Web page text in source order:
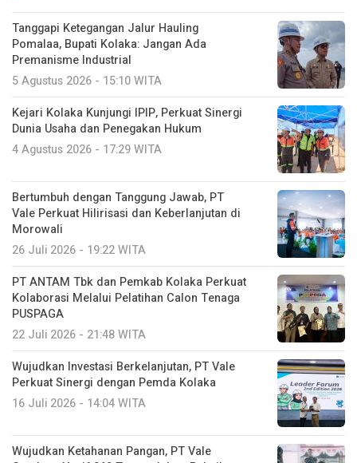
Tanggapi Ketegangan Jalur Hauling
Pomalaa, Bupati Kolaka: Jangan Ada
Premanisme Industrial
5 Agustus 2026 - 15:10 WITA
Kejari Kolaka Kunjungi IPIP, Perkuat Sinergi
Dunia Usaha dan Penegakan Hukum
4 Agustus 2026 - 17:29 WITA
Bertumbuh dengan Tanggung Jawab, PT
Vale Perkuat Hilirisasi dan Keberlanjutan di
Morowali
26 Juli 2026 - 19:22 WITA
PT ANTAM Tbk dan Pemkab Kolaka Perkuat
Kolaborasi Melalui Pelatihan Calon Tenaga
PUSPAGA
22 Juli 2026 - 21:48 WITA
Wujudkan Investasi Berkelanjutan, PT Vale
Perkuat Sinergi dengan Pemda Kolaka
16 Juli 2026 - 14:04 WITA
Wujudkan Ketahanan Pangan, PT Vale